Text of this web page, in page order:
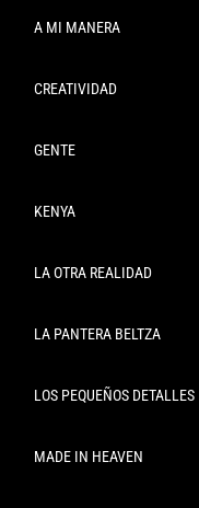
A MI MANERA
CREATIVIDAD
GENTE
KENYA
LA OTRA REALIDAD
LA PANTERA BELTZA
LOS PEQUEÑOS DETALLES
MADE IN HEAVEN